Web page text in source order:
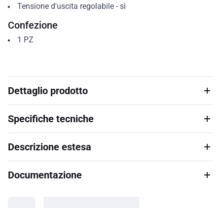
Tensione d'uscita regolabile- sì
Confezione
1 PZ
Dettaglio prodotto
Specifiche tecniche
Descrizione estesa
Documentazione